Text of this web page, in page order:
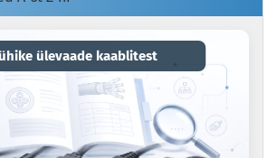
ülevaade kaablitest